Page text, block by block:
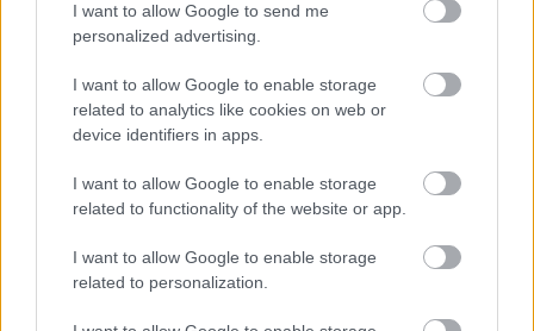
I want to allow Google to send me
personalized advertising.
I want to allow Google to enable storage
related to analytics like cookies on web or
device identifiers in apps.
I want to allow Google to enable storage
related to functionality of the website or app.
I want to allow Google to enable storage
related to personalization.
NEWS
Ανδρομάχη: Ξανά μαζί με τον γιο της μετά το
εξιτήριο – Το όλο νόημα μήνυμα της
(Φωτογραφία)
08/08/2026